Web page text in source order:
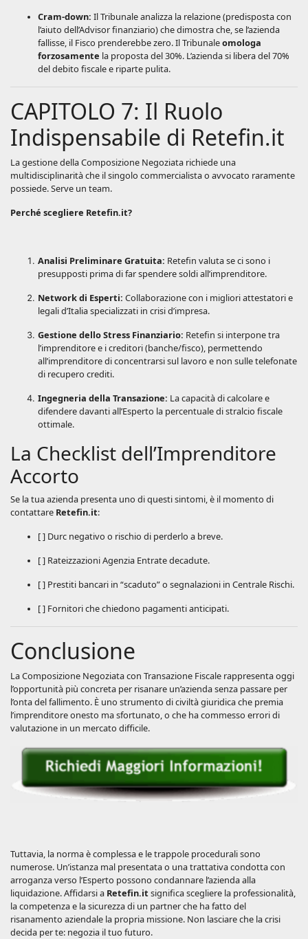
Cram-down: Il Tribunale analizza la relazione (predisposta con
l’aiuto dell’Advisor finanziario) che dimostra che, se l’azienda
fallisse, il Fisco prenderebbe zero. Il Tribunaleomologa
forzosamente la proposta del 30%. L’azienda si libera del 70%
del debito fiscale e riparte pulita.
CAPITOLO 7: Il Ruolo
Indispensabile di Retefin.it
La gestione della Composizione Negoziata richiede una
multidisciplinarità che il singolo commercialista o avvocato raramente
possiede. Serve un team.
Perché scegliere Retefin.it?
Analisi Preliminare Gratuita: Retefin valuta se ci sono i
presupposti prima di far spendere soldi all’imprenditore.
Network di Esperti: Collaborazione con i migliori attestatori e
legali d’Italia specializzati in crisi d’impresa.
Gestione dello Stress Finanziario: Retefin si interpone tra
l’imprenditore e i creditori (banche/fisco), permettendo
all’imprenditore di concentrarsi sul lavoro e non sulle telefonate
di recupero crediti.
Ingegneria della Transazione: La capacità di calcolare e
difendere davanti all’Esperto la percentuale di stralcio fiscale
ottimale.
La Checklist dell’Imprenditore
Accorto
Se la tua azienda presenta uno di questi sintomi, è il momento di
contattare Retefin.it:
[ ] Durc negativo o rischio di perderlo a breve.
[ ] Rateizzazioni Agenzia Entrate decadute.
[ ] Prestiti bancari in “scaduto” o segnalazioni in Centrale Rischi.
[ ] Fornitori che chiedono pagamenti anticipati.
Conclusione
La Composizione Negoziata con Transazione Fiscale rappresenta oggi
l’opportunità più concreta per risanare un’azienda senza passare per
l’onta del fallimento. È uno strumento di civiltà giuridica che premia
l’imprenditore onesto ma sfortunato, o che ha commesso errori di
valutazione in un mercato difficile.
Tuttavia, la norma è complessa e le trappole procedurali sono
numerose. Un’istanza mal presentata o una trattativa condotta con
arroganza verso l’Esperto possono condannare l’azienda alla
liquidazione. Affidarsi a Retefin.it significa scegliere la professionalità,
la competenza e la sicurezza di un partner che ha fatto del
risanamento aziendale la propria missione. Non lasciare che la crisi
decida per te: negozia il tuo futuro.